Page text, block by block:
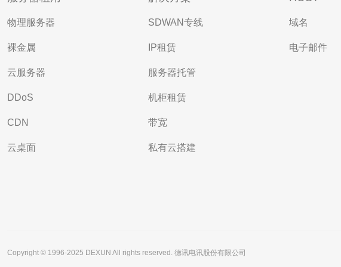
物理服务器
裸金属
云服务器
DDoS
CDN
云桌面
SDWAN专线
IP租赁
服务器托管
机柜租赁
带宽
私有云搭建
域名
电子邮件
Copyright © 1996-2025 DEXUN All rights reserved. 德讯电讯股份有限公司